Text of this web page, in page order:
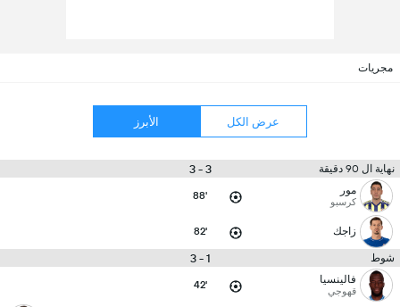
مجريات
عرض الكل الأبرز
نهاية ال 90 دقيقة 3 - 3
مور
كرسبو 88'
زاجك 82'
شوط 1 - 3
فالينسيا
قهوجي 42'